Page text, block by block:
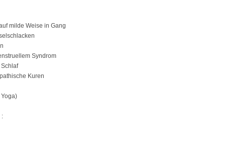
milde Weise in Gang
Syndrom
Kuren
: